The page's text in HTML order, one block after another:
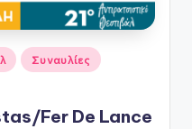
Συναυλίες
Fer De Lance